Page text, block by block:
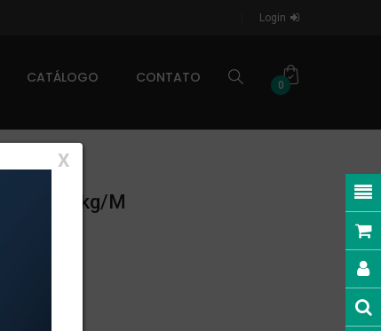
Login
CATÁLOGO CONTATO 0
X
0,506kg/m